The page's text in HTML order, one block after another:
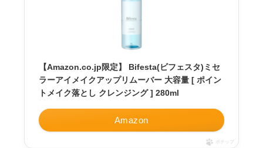
【Amazon.co.jp限定】 Bifesta(ビフェスタ)ミセ
ラーアイメイクアップリムーバー 大容量 [ ポイン
トメイク落とし クレンジング ] 280ml
Amazon
ポチップ